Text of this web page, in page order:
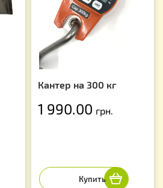
Кантер на 300 кг
1 990.00 грн.